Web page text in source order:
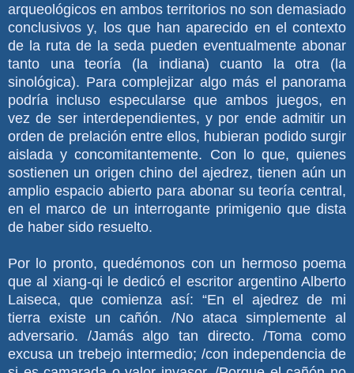
arqueológicos en ambos territorios no son demasiado
conclusivos y, los que han aparecido en el contexto
de la ruta de la seda pueden eventualmente abonar
tanto una teoría (la indiana) cuanto la otra (la
sinológica). Para complejizar algo más el panorama
podría incluso especularse que ambos juegos, en
vez de ser interdependientes, y por ende admitir un
orden de prelación entre ellos, hubieran podido surgir
aislada y concomitantemente. Con lo que, quienes
sostienen un origen chino del ajedrez, tienen aún un
amplio espacio abierto para abonar su teoría central,
en el marco de un interrogante primigenio que dista
de haber sido resuelto.
Por lo pronto, quedémonos con un hermoso poema
que al xiang-qi le dedicó el escritor argentino Alberto
Laiseca, que comienza así: “En el ajedrez de mi
tierra existe un cañón. /No ataca simplemente al
adversario. /Jamás algo tan directo. /Toma como
excusa un trebejo intermedio; /con independencia de